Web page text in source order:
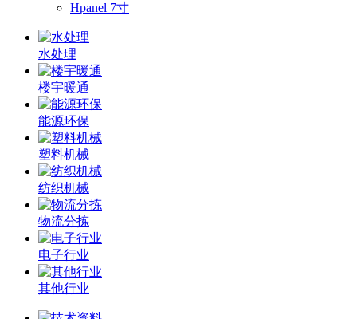
Hpanel 7寸
水处理
楼宇暖通
能源环保
塑料机械
纺织机械
物流分拣
电子行业
其他行业